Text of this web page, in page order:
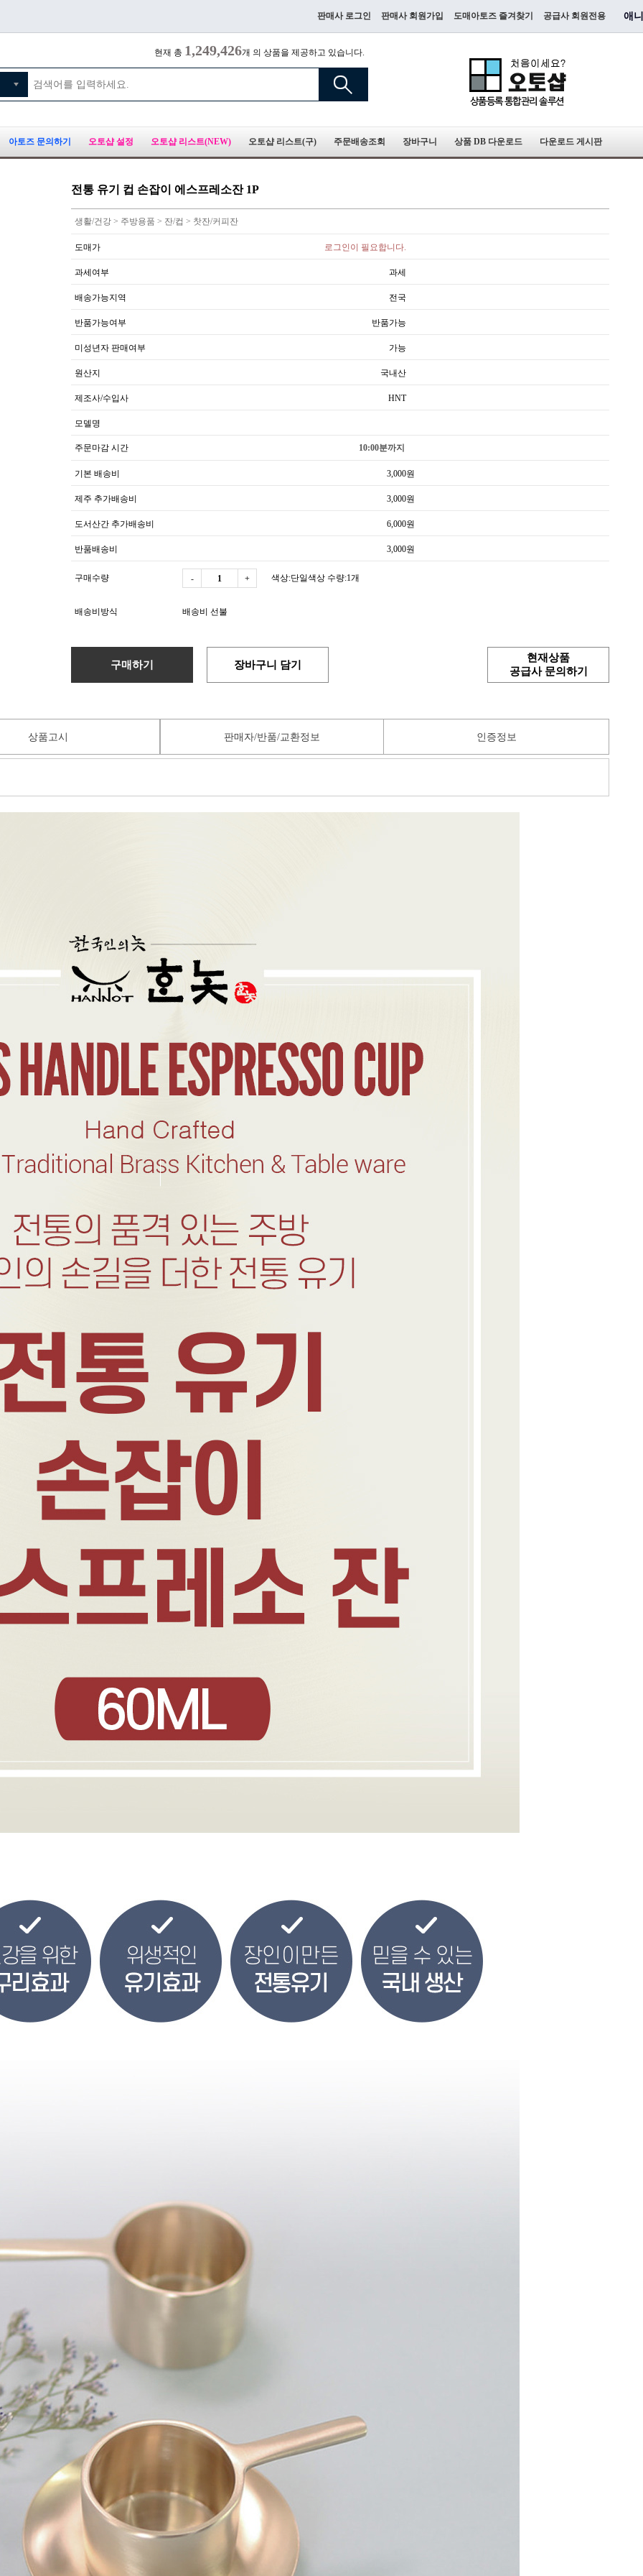
판매사 로그인 판매사 회원가입 도매아토즈 즐겨찾기 공급사 회원전용 애
현재 총 1,249,426개 의 상품을 제공하고 있습니다.
아토즈 문의하기 오토샵 설정 오토샵 리스트(NEW) 오토샵 리스트(구) 주문배송조회 장바구니 상품 DB 다운로드 다운로드 게시판
전통 유기 컵 손잡이 에스프레소잔 1P
생활/건강 > 주방용품 > 잔/컵 > 찻잔/커피잔
도매가 로그인이 필요합니다.
과세여부 과세
배송가능지역 전국
반품가능여부 반품가능
미성년자 판매여부 가능
원산지 국내산
제조사/수입사 HNT
모델명
주문마감 시간 10:00분까지
기본 배송비 3,000원
제주 추가배송비 3,000원
도서산간 추가배송비 6,000원
반품배송비 3,000원
구매수량 - + 색상:단일색상 수량:1개
배송비방식 배송비 선불
구매하기 장바구니 담기
현재상품
공급사 문의하기
상품고시 판매자/반품/교환정보 인증정보